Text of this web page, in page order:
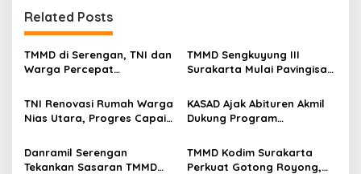
n
a
v
i
g
a
t
Related Posts
TMMD di Serengan, TNI dan
Warga Percepat
TMMD Sengkuyung III
Surakarta Mulai Pavingisasi
TNI Renovasi Rumah Warga
Nias Utara, Progres Capai
KASAD Ajak Abituren Akmil
Dukung Program
Danramil Serengan
Tekankan Sasaran TMMD
TMMD Kodim Surakarta
Perkuat Gotong Royong,